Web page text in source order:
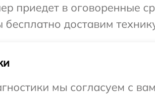
приедет в оговоренные
доставим
мы согласуем с